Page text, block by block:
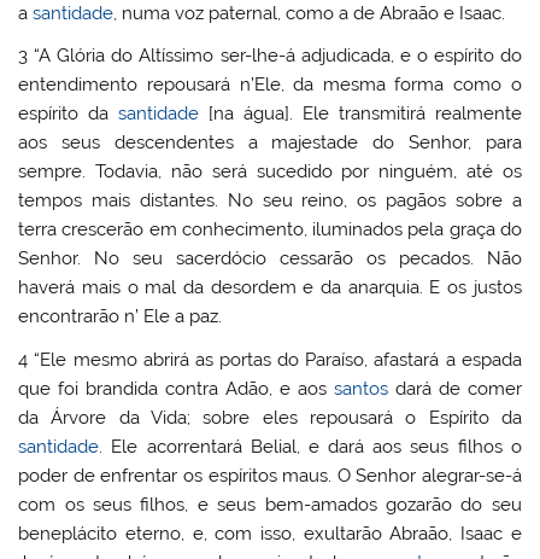
asantidade, numa voz paternal, como a de Abraão e Isaac.
3 “A Glória do Altíssimo ser-lhe-á adjudicada, e o espírito do
entendimento repousará n’Ele, da mesma forma como o
espírito dasantidade [na água]. Ele transmitirá realmente
aos seus descendentes a majestade do Senhor, para
sempre. Todavia, não será sucedido por ninguém, até os
tempos mais distantes. No seu reino, os pagãos sobre a
terra crescerão em conhecimento, iluminados pela graça do
Senhor. No seu sacerdócio cessarão os pecados. Não
haverá mais o mal da desordem e da anarquia. E os justos
encontrarão n’ Ele a paz.
4 “Ele mesmo abrirá as portas do Paraíso, afastará a espada
que foi brandida contra Adão, e aos santosdará de comer
da Árvore da Vida; sobre eles repousará o Espírito da
santidade. Ele acorrentará Belial, e dará aos seus filhos o
poder de enfrentar os espíritos maus. O Senhor alegrar-se-á
com os seus filhos, e seus bem-amados gozarão do seu
beneplácito eterno, e, com isso, exultarão Abraão, Isaac e